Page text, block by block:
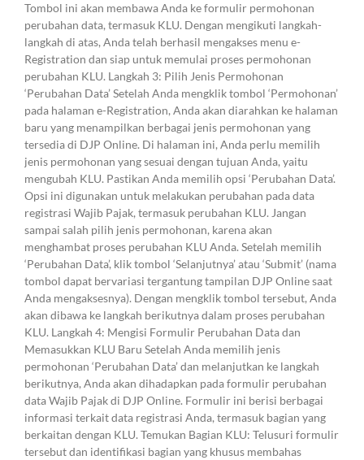
Tombol ini akan membawa Anda ke formulir permohonan
perubahan data, termasuk KLU. Dengan mengikuti langkah-
langkah di atas, Anda telah berhasil mengakses menu e-
Registration dan siap untuk memulai proses permohonan
perubahan KLU. Langkah 3: Pilih Jenis Permohonan
‘Perubahan Data’ Setelah Anda mengklik tombol ‘Permohonan’
pada halaman e-Registration, Anda akan diarahkan ke halaman
baru yang menampilkan berbagai jenis permohonan yang
tersedia di DJP Online. Di halaman ini, Anda perlu memilih
jenis permohonan yang sesuai dengan tujuan Anda, yaitu
mengubah KLU. Pastikan Anda memilih opsi ‘Perubahan Data’.
Opsi ini digunakan untuk melakukan perubahan pada data
registrasi Wajib Pajak, termasuk perubahan KLU. Jangan
sampai salah pilih jenis permohonan, karena akan
menghambat proses perubahan KLU Anda. Setelah memilih
‘Perubahan Data’, klik tombol ‘Selanjutnya’ atau ‘Submit’ (nama
tombol dapat bervariasi tergantung tampilan DJP Online saat
Anda mengaksesnya). Dengan mengklik tombol tersebut, Anda
akan dibawa ke langkah berikutnya dalam proses perubahan
KLU. Langkah 4: Mengisi Formulir Perubahan Data dan
Memasukkan KLU Baru Setelah Anda memilih jenis
permohonan ‘Perubahan Data’ dan melanjutkan ke langkah
berikutnya, Anda akan dihadapkan pada formulir perubahan
data Wajib Pajak di DJP Online. Formulir ini berisi berbagai
informasi terkait data registrasi Anda, termasuk bagian yang
berkaitan dengan KLU. Temukan Bagian KLU: Telusuri formulir
tersebut dan identifikasi bagian yang khusus membahas